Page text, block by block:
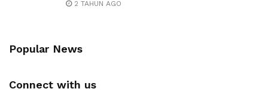
2 TAHUN AGO
Popular News
Connect with us